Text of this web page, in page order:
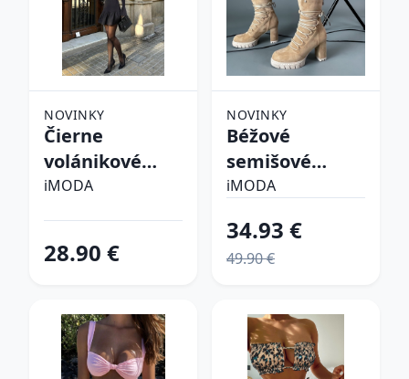
NOVINKY
Čierne
volánikové
šaty
iMODA
28.90 €
NOVINKY
Béžové
semišové
kotníkové
iMODA
34.93 €
49.90 €